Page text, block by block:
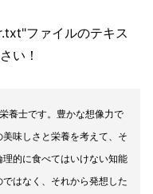
ファイルのテキス
い！
養士です。豊かな想像力で
味しさと栄養を考えて、そ
的に食べてはいけない知能
はなく、それから発想した